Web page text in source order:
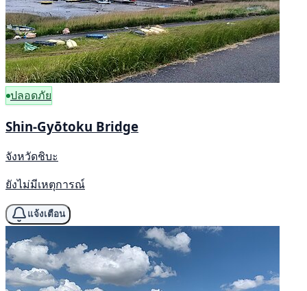
ปลอดภัย
Shin-Gyōtoku Bridge
จังหวัดชิบะ
ยังไม่มีเหตุการณ์
แจ้งเตือน